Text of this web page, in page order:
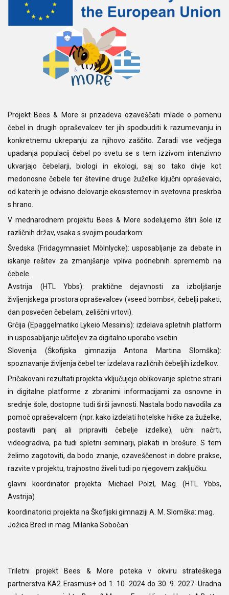
Projekt Bees & More si prizadeva ozaveščati mlade o pomenu
čebel in drugih opraševalcev ter jih spodbuditi k razumevanju in
konkretnemu ukrepanju za njihovo zaščito. Zaradi vse večjega
upadanja populacij čebel po svetu se s tem izzivom intenzivno
ukvarjajo čebelarji, biologi in ekologi, saj so tako divje kot
medonosne čebele ter številne druge žuželke ključni opraševalci,
od katerih je odvisno delovanje ekosistemov in svetovna preskrba
s hrano.
V mednarodnem projektu Bees & More sodelujemo štiri šole iz
različnih držav, vsaka s svojim poudarkom:
Švedska (Fridagymnasiet Mölnlycke): usposabljanje za debate in
iskanje rešitev za zmanjšanje vpliva podnebnih sprememb na
čebele.
Avstrija (HTL Ybbs): praktične dejavnosti za izboljšanje
življenjskega prostora opraševalcev (»seed bombs«, čebelji paketi,
dan posvečen čebelam, zeliščni vrtovi).
Grčija (Epaggelmatiko Lykeio Messinis): izdelava spletnih platform
in usposabljanje učiteljev za digitalno uporabo vsebin.
Slovenija (Škofijska gimnazija Antona Martina Slomška):
spoznavanje življenja čebel ter izdelava različnih čebeljih izdelkov.
Pričakovani rezultati projekta vključujejo oblikovanje spletne strani
in digitalne platforme z zbranimi informacijami za osnovne in
srednje šole, dostopne tudi širši javnosti. Nastala bodo navodila za
pomoč opraševalcem (npr. kako izdelati hotelske hiške za žuželke,
postaviti panj ali pripraviti čebelje izdelke), učni načrti,
videogradiva, pa tudi spletni seminarji, plakati in brošure. S tem
želimo zagotoviti, da bodo znanje, ozaveščenost in dobre prakse,
razvite v projektu, trajnostno živeli tudi po njegovem zaključku.
glavni koordinator projekta: Michael Pölzl, Mag. (HTL Ybbs,
Avstrija)
koordinatorici projekta na Škofijski gimnaziji A. M. Slomška: mag.
Jožica Brecl in mag. Milanka Sobočan
Triletni projekt Bees & More poteka v okviru strateškega
partnerstva KA2 Erasmus+ od 1. 10. 2024 do 30. 9. 2027. Uradna